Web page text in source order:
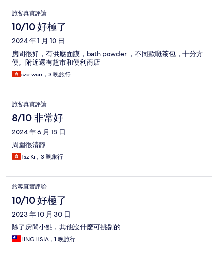
旅客真實評論
10/10 好極了
2024 年 1 月 10 日
房間很好，有供應面膜，bath powder,，不同款嘅茶包，十分方
便。附近還有超市和便利商店
sze wan，3 晚旅行
旅客真實評論
8/10 非常好
2024 年 6 月 18 日
周圍很清靜
Tsz Ki，3 晚旅行
旅客真實評論
10/10 好極了
2023 年 10 月 30 日
除了房間小點，其他沒什麼可挑剔的
LING HSIA，1 晚旅行